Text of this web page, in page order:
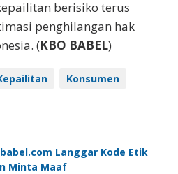
berisiko terus
penghilangan hak
(KBO BABEL)
Konsumen
Langgar Kode Etik
Minta Maaf